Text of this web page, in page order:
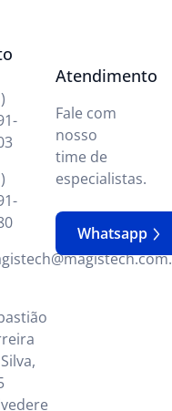
Atendimento
Fale com
nosso
time de
especialistas.
Whatsapp